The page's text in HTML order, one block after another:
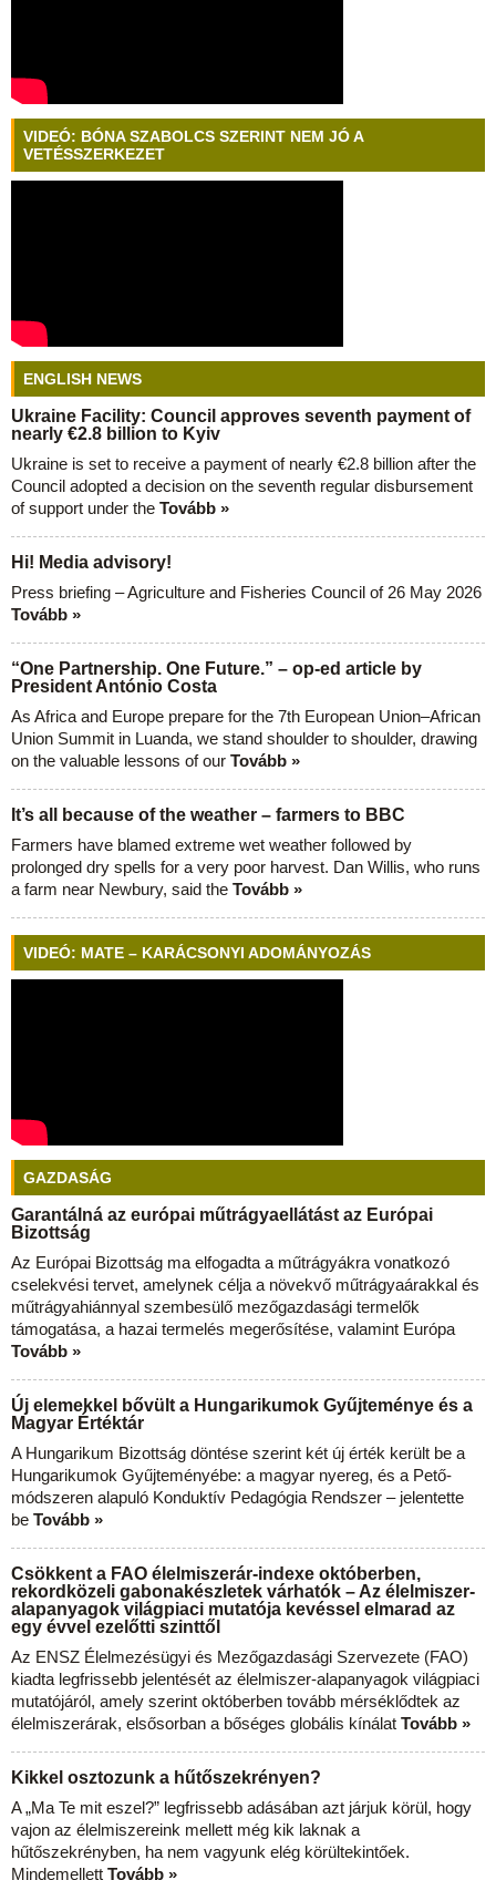
VIDEÓ: BÓNA SZABOLCS SZERINT NEM JÓ A
VETÉSSZERKEZET
ENGLISH NEWS
Ukraine Facility: Council approves seventh payment of
nearly €2.8 billion to Kyiv
Ukraine is set to receive a payment of nearly €2.8 billion after the
Council adopted a decision on the seventh regular disbursement
of support under the Tovább »
Hi! Media advisory!
Press briefing – Agriculture and Fisheries Council of 26 May 2026
Tovább »
“One Partnership. One Future.” – op-ed article by
President António Costa
As Africa and Europe prepare for the 7th European Union–African
Union Summit in Luanda, we stand shoulder to shoulder, drawing
on the valuable lessons of our Tovább »
It’s all because of the weather – farmers to BBC
Farmers have blamed extreme wet weather followed by
prolonged dry spells for a very poor harvest. Dan Willis, who runs
a farm near Newbury, said the Tovább »
VIDEÓ: MATE – KARÁCSONYI ADOMÁNYOZÁS
GAZDASÁG
Garantálná az európai műtrágyaellátást az Európai
Bizottság
Az Európai Bizottság ma elfogadta a műtrágyákra vonatkozó
cselekvési tervet, amelynek célja a növekvő műtrágyaárakkal és
műtrágyahiánnyal szembesülő mezőgazdasági termelők
támogatása, a hazai termelés megerősítése, valamint Európa
Tovább »
Új elemekkel bővült a Hungarikumok Gyűjteménye és a
Magyar Értéktár
A Hungarikum Bizottság döntése szerint két új érték került be a
Hungarikumok Gyűjteményébe: a magyar nyereg, és a Pető-
módszeren alapuló Konduktív Pedagógia Rendszer – jelentette
be Tovább »
Csökkent a FAO élelmiszerár-indexe októberben,
rekordközeli gabonakészletek várhatók – Az élelmiszer-
alapanyagok világpiaci mutatója kevéssel elmarad az
egy évvel ezelőtti szinttől
Az ENSZ Élelmezésügyi és Mezőgazdasági Szervezete (FAO)
kiadta legfrissebb jelentését az élelmiszer-alapanyagok világpiaci
mutatójáról, amely szerint októberben tovább mérséklődtek az
élelmiszerárak, elsősorban a bőséges globális kínálat Tovább »
Kikkel osztozunk a hűtőszekrényen?
A „Ma Te mit eszel?” legfrissebb adásában azt járjuk körül, hogy
vajon az élelmiszereink mellett még kik laknak a
hűtőszekrényben, ha nem vagyunk elég körültekintőek.
Mindemellett Tovább »